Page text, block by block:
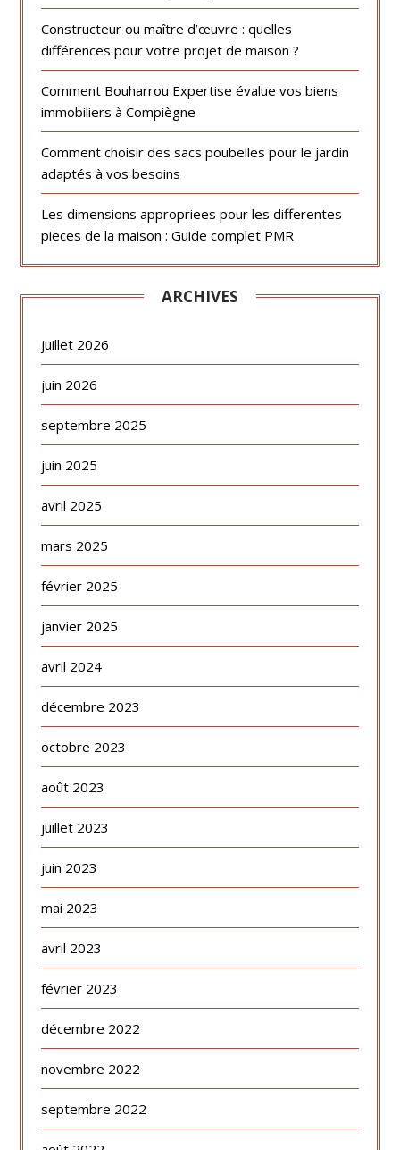
Constructeur ou maître d’œuvre : quelles
différences pour votre projet de maison ?
Comment Bouharrou Expertise évalue vos biens
immobiliers à Compiègne
Comment choisir des sacs poubelles pour le jardin
adaptés à vos besoins
Les dimensions appropriees pour les differentes
pieces de la maison : Guide complet PMR
ARCHIVES
juillet 2026
juin 2026
septembre 2025
juin 2025
avril 2025
mars 2025
février 2025
janvier 2025
avril 2024
décembre 2023
octobre 2023
août 2023
juillet 2023
juin 2023
mai 2023
avril 2023
février 2023
décembre 2022
novembre 2022
septembre 2022